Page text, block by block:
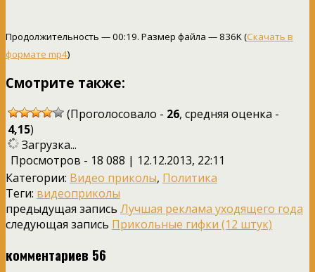
Продолжительность — 00:19. Размер файла — 836K (Скачать в
формате mp4)
Смотрите также:
(Проголосовало - 26, средняя оценка -
4,15)
Загрузка...
Просмотров - 18 088 | 12.12.2013, 22:11
Категории: Видео приколы, Политика
Теги: видеоприколы
предыдущая запись Лучшая реклама уходящего года
следующая запись Прикольные гифки (12 штук)
комментариев 56